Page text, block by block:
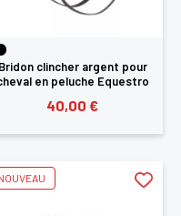
Bridon clincher argent pour
en peluche Equestro
40,00 €